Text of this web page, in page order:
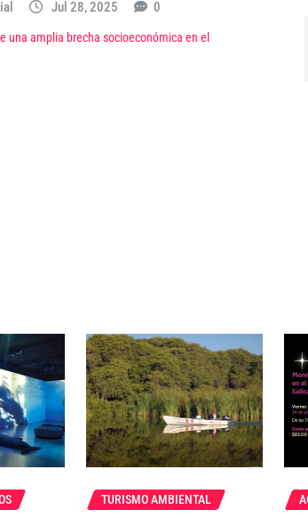
Jul 28, 2025 0
una amplia brecha socioeconómica en el
TURISMO AMBIENTAL